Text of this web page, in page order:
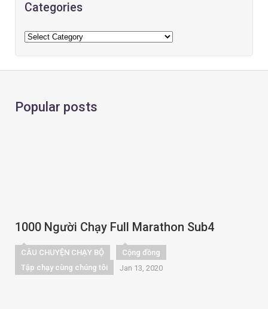
Categories
Popular posts
1000 Người Chạy Full Marathon Sub4
CÂU CHUYỆN CHẠY BỘ
Cộng đồng
Tập chạy cùng chúng tôi
Jan 13, 2020